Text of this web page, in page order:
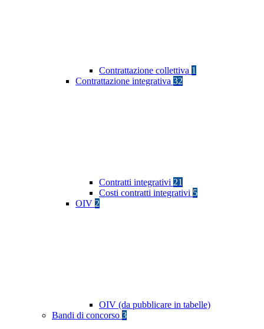
Contrattazione collettiva 1
Contrattazione integrativa 32
Contratti integrativi 21
Costi contratti integrativi 5
OIV 2
OIV (da pubblicare in tabelle)
Bandi di concorso 3